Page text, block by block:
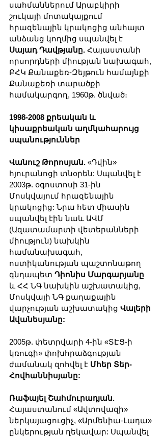
սահմաններում Արաբկիրի
շուկայի մոտակայքում
հրազենային կրակոցից անհայտ
անձանց կողմից սպանվել է
Սայադ Դավթյանը. Հայաստանի
որսորդների միության նախագահ,
ԲՀԿ Քանաքեռ-Զեյթուն համայնքի
Քանաքեռի տարածքի
համակարգող, 1960թ. ծնված։
1998-2008 քրեական և
կիսաքրեական աղմկահարույց
սպանություններ
Վանուշ Թորոսյան. «Դվին»
հյուրանոցի տնօրեն: Սպանվել է
2003թ. օգոստոսի 31-ին
Մոսկվայում հրազենային
կրակոցից: Նրա հետ միասին
սպանվել էին նաև ԱՎՄ
(Ազատամարտի վետերանների
միություն) նախկին
համանախագահ,
ոստիկանության պաշտոնաթող
գնդապետ Դիոնիս Մարգարյանը
և ՀՀ ՆԳ նախկին աշխատակից,
Մոսկվայի ՆԳ քաղաքային
վարչության աշխատակից Վալերի
Ավանեսյանը:
2005թ. փետրվարի 4-ին «ՏԷՑ-ի
կռուգի» փոխհրաձգության
ժամանակ զոհվել է Մհեր Տեր-
Հովհաննիսյանը:
Ռաֆայել Շահմուրադյան.
Հայաստանում «Ավտովազի»
ներկայացուցիչ, «Արմենիա-Լադա»
ընկերության ղեկավար: Սպանվել